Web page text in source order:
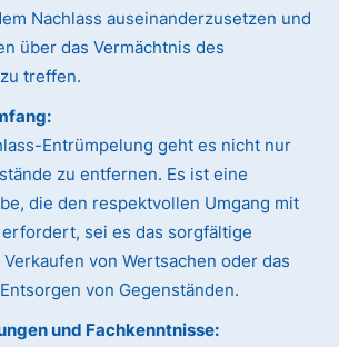
Nachlass auseinanderzusetzen und
über das Vermächtnis des
treffen.
Entrümpelung geht es nicht nur
zu entfernen. Es ist eine
die den respektvollen Umgang mit
erfordert, sei es das sorgfältige
von Wertsachen oder das
von Gegenständen.
und Fachkenntnisse: